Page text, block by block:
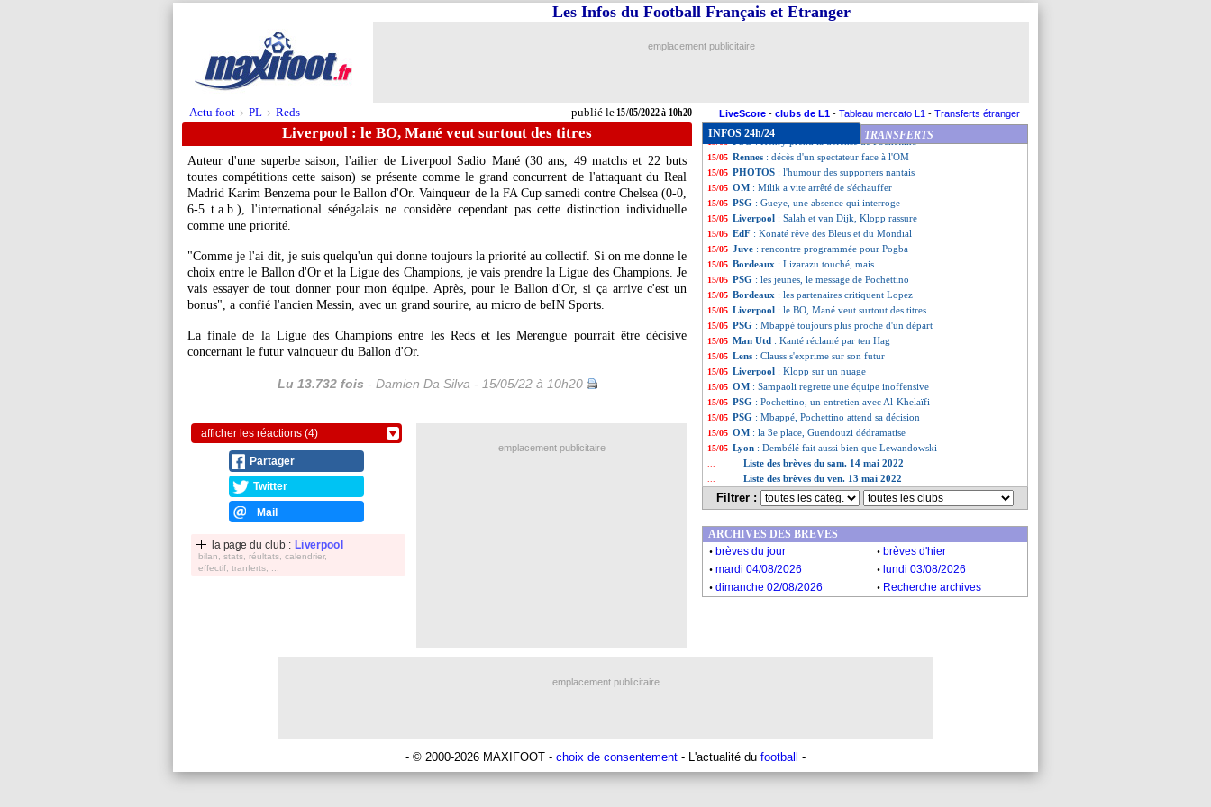
Actu foot > PL > Reds publié le15/05/2022 à 10h20
Les Infos du Football Français et Etranger
emplacement publicitaire
LiveScore - clubs de L1 - Tableau mercato L1 - Transferts étranger
Liverpool : le BO, Mané veut surtout des titres
Auteur d'une superbe saison, l'ailier de Liverpool Sadio Mané (30 ans, 49 matchs et 22 buts
toutes compétitions cette saison) se présente comme le grand concurrent de l'attaquant du Real
Madrid Karim Benzema pour le Ballon d'Or. Vainqueur de la FA Cup samedi contre Chelsea (0-0,
6-5 t.a.b.), l'international sénégalais ne considère cependant pas cette distinction individuelle
comme une priorité.
"Comme je l'ai dit, je suis quelqu'un qui donne toujours la priorité au collectif. Si on me donne le
choix entre le Ballon d'Or et la Ligue des Champions, je vais prendre la Ligue des Champions. Je
vais essayer de tout donner pour mon équipe. Après, pour le Ballon d'Or, si ça arrive c'est un
bonus", a confié l'ancien Messin, avec un grand sourire, au micro de beIN Sports.
La finale de la Ligue des Champions entre les Reds et les Merengue pourrait être décisive
concernant le futur vainqueur du Ballon d'Or.
Lu 13.732 fois - Damien Da Silva - 15/05/22 à 10h20
afficher les réactions (4)
Partager
Twitter
Mail
la page du club : Liverpool
bilan, stats, réultats, calendrier,
effectif, tranferts, ...
INFOS 24h/24 TRANSFERTS
15/05 Real: Vinicius ou Hazard, Meunier réaliste
15/05 Strasbourg : la promesse de Stéphan
15/05 Barça
15/05 Bayern : Lewandowski insiste pour un départ
15/05 VIDEO: la belle émotion de Sarabia
: Henry prend la défense de Pochettino
15/05 Rennes : décès d'un spectateur face à l'OM
15/05 PHOTOS : l'humour des supporters nantais
15/05 OM : Milik a vite arrêté de s'échauffer
15/05 PSG : Gueye, une absence qui interroge
15/05 Liverpool : Salah et van Dijk, Klopp rassure
15/05 EdF : Konaté rêve des Bleus et du Mondial
15/05 Juve : rencontre programmée pour Pogba
15/05 Bordeaux : Lizarazu touché, mais...
15/05 PSG : les jeunes, le message de Pochettino
15/05 Bordeaux : les partenaires critiquent Lopez
15/05 Liverpool : le BO, Mané veut surtout des titres
15/05 PSG : Mbappé toujours plus proche d'un départ
15/05 Man Utd : Kanté réclamé par ten Hag
15/05 Lens : Clauss s'exprime sur son futur
15/05 Liverpool : Klopp sur un nuage
15/05 OM : Sampaoli regrette une équipe inoffensive
15/05 PSG : Pochettino, un entretien avec Al-Khelaïfi
15/05 PSG : Mbappé, Pochettino attend sa décision
15/05 OM : la 3e place, Guendouzi dédramatise
15/05 Lyon : Dembélé fait aussi bien que Lewandowski
Liste des brèves du sam. 14 mai 2022
Liste des brèves du ven. 13 mai 2022
Filtrer :
emplacement publicitaire
ARCHIVES DES BREVES
. brèves du jour . brèves d'hier
. mardi 04/08/2026 . lundi 03/08/2026
. dimanche 02/08/2026 . Recherche archives
emplacement publicitaire
- © 2000-2026 MAXIFOOT - choix de consentement - L'actualité du football -